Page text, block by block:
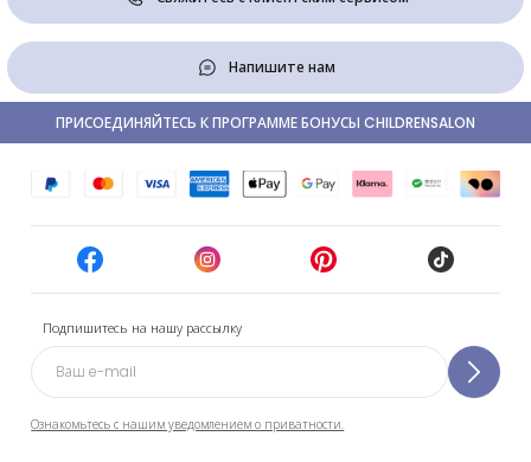
Напишите нам
Подпишитесь на нашу рассылку
Ознакомьтесь с нашим уведомлением о приватности.
ПРИСОЕДИНЯЙТЕСЬ К ПРОГРАММЕ БОНУСЫ CHILDRENSALON